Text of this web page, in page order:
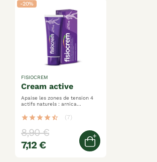
-20%
cream active
FISIOCREM
Apaise les zones de tension 4
actifs naturels : arnica
thé sensation de fraîcheur 93%
d’ingrédients d’origine naturelle
star star star star star_half (7)
8,90 €
7,12 €
Quick view